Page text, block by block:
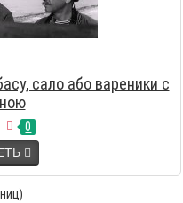
сало або вареники с
0